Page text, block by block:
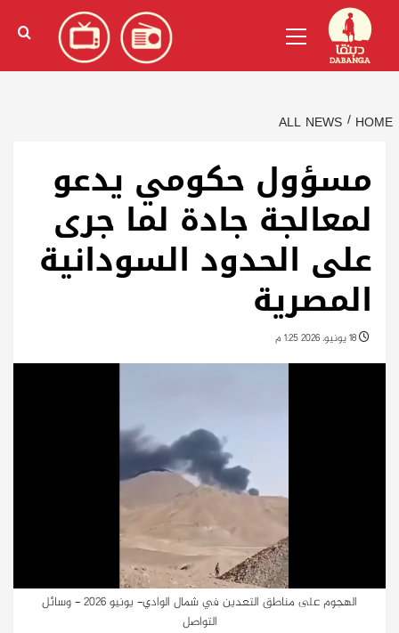
content
الإنجليزية)
Menu
HOME
ALL NEWS
مسؤول حكومي يدعو
لمعالجة جادة لما جرى
على الحدود السودانية
المصرية
الهجوم على مناطق التعدين في شمال الوادي- يونيو 2026 - وسائل
التواصل